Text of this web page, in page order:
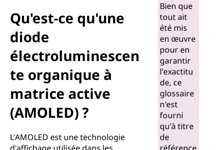
Qu'est-ce qu'une
diode
électroluminescen
te organique à
matrice active
(AMOLED) ?
L'AMOLED est une technologie
Bien que
tout ait
été mis
en œuvre
pour en
garantir
l'exactitu
de, ce
glossaire
n'est
fourni
qu'à titre
de